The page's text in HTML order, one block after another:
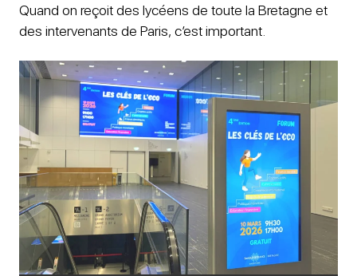
Quand on reçoit des lycéens de toute la Bretagne et
des intervenants de Paris, c’est important.